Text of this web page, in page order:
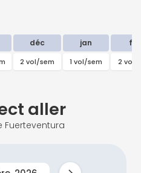
déc jan fév
2 vol/sem 1 vol/sem 2 vol/
aller
Fuerteventura